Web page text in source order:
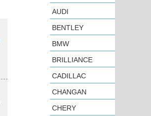
AUDI
BENTLEY
BMW
BRILLIANCE
CADILLAC
CHANGAN
CHERY